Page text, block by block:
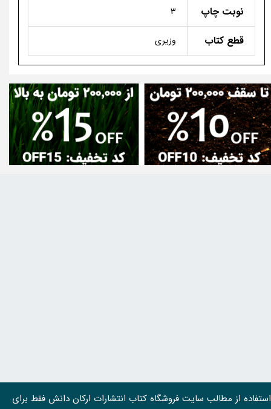
نوبت چاپ 3
قطع کتاب وزیری
استفاده از مطالب سايت فروشگاه کتاب انتشارات ارکان دانش فقط برای